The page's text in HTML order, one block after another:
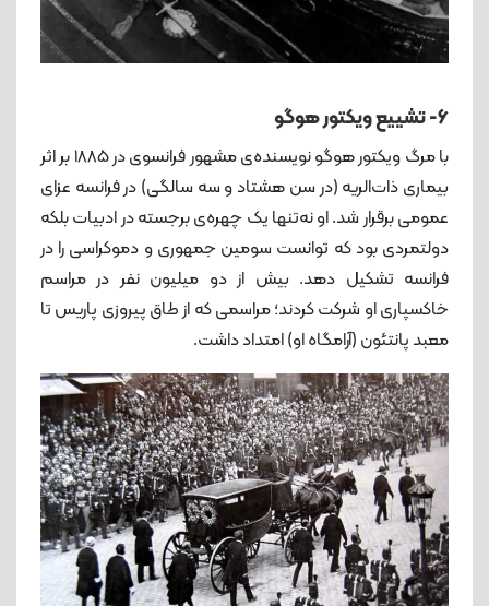
۶- تشییع ویکتور هوگو
با مرگ ویکتور هوگو نویسنده‌ی‌ مشهور فرانسوی در 1885 بر اثر
بیماری ذات‌الریه (در سن هشتاد و سه سالگی) در فرانسه عزای
عمومی برقرار شد. او نه‌تنها یک چهره‌ی برجسته در ادبیات بلکه
دولتمردی بود که توانست سومین جمهوری و دموکراسی را در
فرانسه تشکیل دهد. بیش از دو میلیون نفر در مراسم
خاکسپاری او شرکت کردند؛ مراسمی که از طاق پیروزی پاریس تا
معبد پانتئون (آرامگاه او) امتداد داشت.